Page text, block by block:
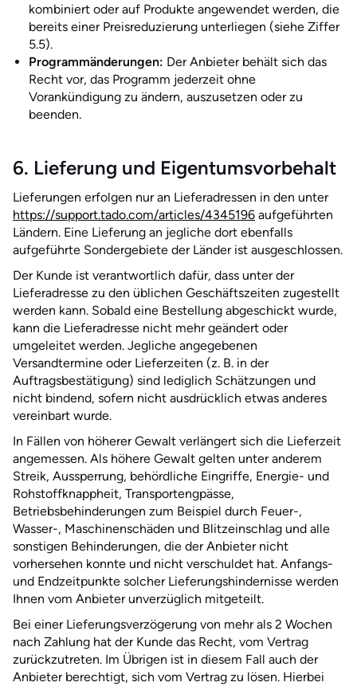
kombiniert oder auf Produkte angewendet werden, die
bereits einer Preisreduzierung unterliegen (siehe Ziffer
5.5).
Programmänderungen: Der Anbieter behält sich das
Recht vor, das Programm jederzeit ohne
Vorankündigung zu ändern, auszusetzen oder zu
beenden.
6. Lieferung und Eigentumsvorbehalt
Lieferungen erfolgen nur an Lieferadressen in den unter
https://support.tado.com/articles/4345196 aufgeführten
Ländern. Eine Lieferung an jegliche dort ebenfalls
aufgeführte Sondergebiete der Länder ist ausgeschlossen.
Der Kunde ist verantwortlich dafür, dass unter der
Lieferadresse zu den üblichen Geschäftszeiten zugestellt
werden kann. Sobald eine Bestellung abgeschickt wurde,
kann die Lieferadresse nicht mehr geändert oder
umgeleitet werden. Jegliche angegebenen
Versandtermine oder Lieferzeiten (z. B. in der
Auftragsbestätigung) sind lediglich Schätzungen und
nicht bindend, sofern nicht ausdrücklich etwas anderes
vereinbart wurde.
In Fällen von höherer Gewalt verlängert sich die Lieferzeit
angemessen. Als höhere Gewalt gelten unter anderem
Streik, Aussperrung, behördliche Eingriffe, Energie- und
Rohstoffknappheit, Transportengpässe,
Betriebsbehinderungen zum Beispiel durch Feuer-,
Wasser-, Maschinenschäden und Blitzeinschlag und alle
sonstigen Behinderungen, die der Anbieter nicht
vorhersehen konnte und nicht verschuldet hat. Anfangs-
und Endzeitpunkte solcher Lieferungshindernisse werden
Ihnen vom Anbieter unverzüglich mitgeteilt.
Bei einer Lieferungsverzögerung von mehr als 2 Wochen
nach Zahlung hat der Kunde das Recht, vom Vertrag
zurückzutreten. Im Übrigen ist in diesem Fall auch der
Anbieter berechtigt, sich vom Vertrag zu lösen. Hierbei